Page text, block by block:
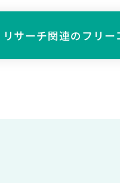
リサーチ関連のフリー